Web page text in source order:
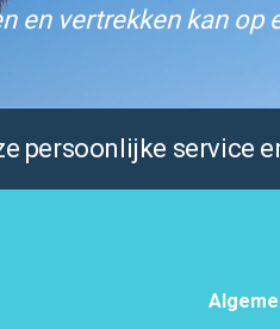
en vertrekken kan op
persoonlijke service